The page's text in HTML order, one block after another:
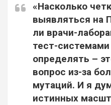
«Насколько
выявляться на
ли врачи-
тест-
определять –
вопрос из-за
мутаций. И я
истинных